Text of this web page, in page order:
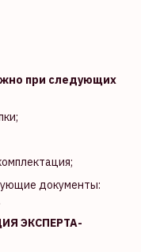
при следующих
документы:
ЭКСПЕРТА-